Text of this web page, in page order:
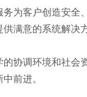
为客户创造安全
满意的系统解决
协调环境和社会
前进。